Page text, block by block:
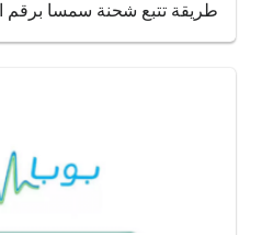
طريقة تتبع شحنة سمسا برقم